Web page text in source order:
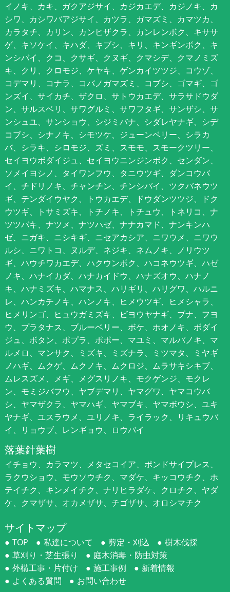
イノキ、カキ、ガクアジサイ、カジカエデ、カジノキ、カ
シワ、カシワバアジサイ、カツラ、ガマズミ、カマツカ、
カラタチ、カリン、カンヒザクラ、カンレンボク、キササ
ゲ、キソケイ、キハダ、キブシ、キリ、キンギンボク、キ
ンシバイ、クコ、クサギ、クヌギ、クマシデ、クマノミズ
キ、クリ、クロモジ、ケヤキ、ゲンカイツツジ、コウゾ、
コデマリ、コナラ、コバノガマズミ、コブシ、ゴマギ、ゴ
ンズイ、サイカチ、ザクロ、サトウカエデ、サラサドウダ
ン、サルスベリ、サワグルミ、サワフタギ、サンザシ、サ
ンシュユ、サンショウ、シジミバナ、シダレヤナギ、シデ
コブシ、シナノキ、シモツケ、ジューンベリー、シラカ
バ、シラキ、シロモジ、ズミ、スモモ、スモークツリー、
セイヨウボダイジュ、セイヨウニンジンボク、センダン、
ソメイヨシノ、タイワンフウ、タニウツギ、ダンコウバ
イ、チドリノキ、チャンチン、チンシバイ、ツクバネウツ
ギ、テンダイウヤク、トウカエデ、ドウダンツツジ、ドク
ウツギ、トサミズキ、トチノキ、トチュウ、トネリコ、ナ
ツツバキ、ナツメ、ナツハゼ、ナナカマド、ナンキンハ
ゼ、ニガキ、ニシキギ、ニセアカシア、ニワウメ、ニワウ
ルシ、ニワトコ、ヌルデ、ネジキ、ネムノキ、ノリウツ
ギ、ハウチワカエデ、ハクウンボク、ハコネウツギ、ハゼ
ノキ、ハナイカダ、ハナカイドウ、ハナズオウ、ハナノ
キ、ハナミズキ、ハマナス、ハリギリ、ハリグワ、ハルニ
レ、ハンカチノキ、ハンノキ、ヒメウツギ、ヒメシャラ、
ヒメリンゴ、ヒュウガミズキ、ビヨウヤナギ、ブナ、フヨ
ウ、プラタナス、ブルーベリー、ボケ、ホオノキ、ボダイ
ジュ、ボタン、ポプラ、ポポー、マユミ、マルバノキ、マ
ルメロ、マンサク、ミズキ、ミズナラ、ミツマタ、ミヤギ
ノハギ、ムクゲ、ムクノキ、ムクロジ、ムラサキシキブ、
ムレスズメ、メギ、メグスリノキ、モクゲンジ、モクレ
ン、モミジバフウ、ヤブデマリ、ヤマグワ、ヤマコウバ
シ、ヤマザクラ、ヤマハギ、ヤマブキ、ヤマボウシ、ユキ
ヤナギ、ユスラウメ、ユリノキ、ライラック、リキュウバ
イ、リョウブ、レンギョウ、ロウバイ
落葉針葉樹
イチョウ、カラマツ、メタセコイア、ポンドサイプレス、
ラクウショウ、モウソウチク、マダケ、キッコウチク、ホ
テイチク、キンメイチク、ナリヒラダケ、クロチク、ヤダ
ケ、クマザサ、オカメザサ、チゴザサ、オロシマチク
サイトマップ
TOP 私達について 剪定・刈込
樹木伐採
草刈り・芝生張り
庭木消毒・防虫対策
外構工事・片付け
施工事例
新着情報
よくある質問
お問い合わせ